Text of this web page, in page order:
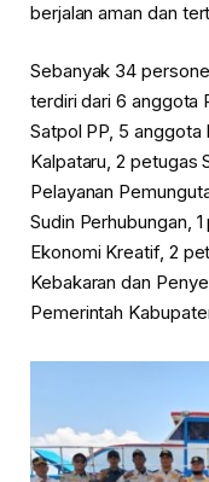
berjalan aman dan
Sebanyak 34
terdiri dari 6 anggota
Satpol PP, 5 anggota
Kalpataru, 2 petugas
Pelayanan
Sudin Perhubungan,
Ekonomi Kreatif, 2
Kebakaran dan
Pemerintah